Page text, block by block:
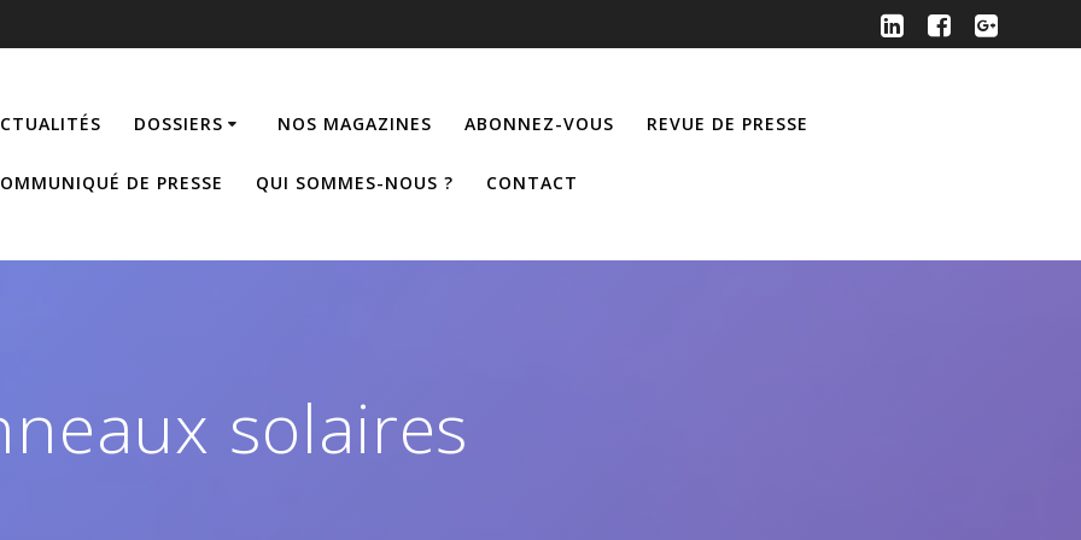
DOSSIERS NOS MAGAZINES ABONNEZ-VOUS REVUE DE PRESSE
DE PRESSE QUI SOMMES-NOUS ? CONTACT
solaires